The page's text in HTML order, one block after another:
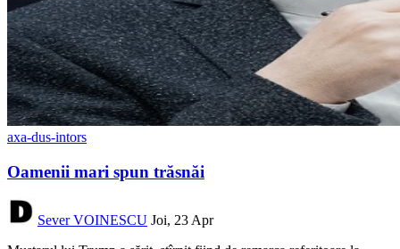
axa-dus-intors
Oamenii mari spun trăsnăi
Sever VOINESCU Joi, 23 Apr